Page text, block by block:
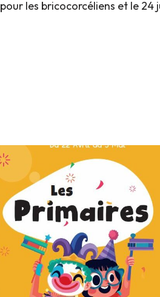
pour les bricocorcéliens et le 24